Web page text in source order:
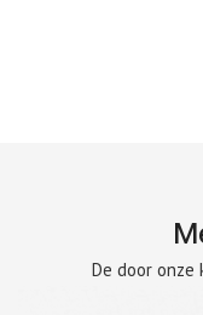
De door onze